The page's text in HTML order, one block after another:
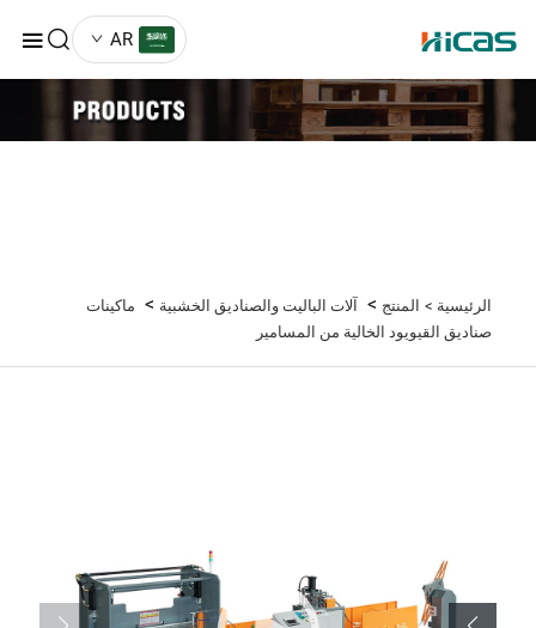
AR
الرئيسية > المنتج >آلات الباليت والصناديق الخشبية>ماكينات
صناديق القيويود الخالية من المسامير